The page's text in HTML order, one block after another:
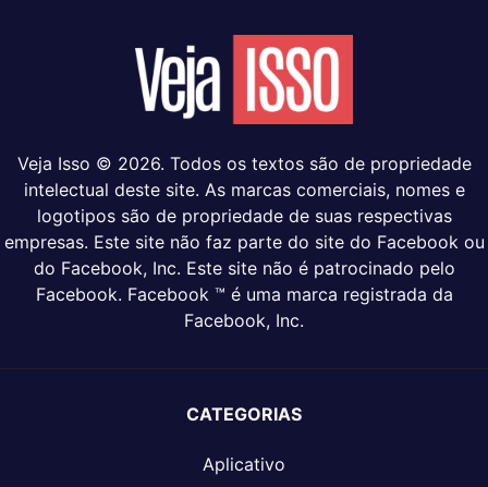
Veja Isso © 2026. Todos os textos são de propriedade
intelectual deste site. As marcas comerciais, nomes e
logotipos são de propriedade de suas respectivas
empresas. Este site não faz parte do site do Facebook ou
do Facebook, Inc. Este site não é patrocinado pelo
Facebook. Facebook ™ é uma marca registrada da
Facebook, Inc.
CATEGORIAS
Aplicativo